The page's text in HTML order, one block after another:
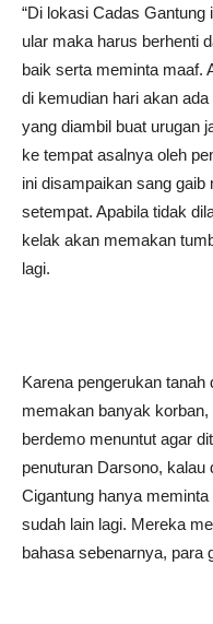
“Di lokasi Cadas Gantung
ular maka harus berhenti
baik serta meminta maaf.
di kemudian hari akan
yang diambil buat urugan
ke tempat asalnya oleh
ini disampaikan sang
setempat. Apabila tidak
kelak akan memakan
lagi.
Karena pengerukan
memakan banyak
berdemo menuntut agar
penuturan Darsono, kalau
Cigantung hanya
sudah lain lagi. Mereka
bahasa sebenarnya, para